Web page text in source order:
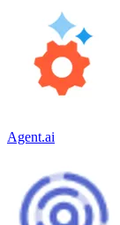
Agent.ai